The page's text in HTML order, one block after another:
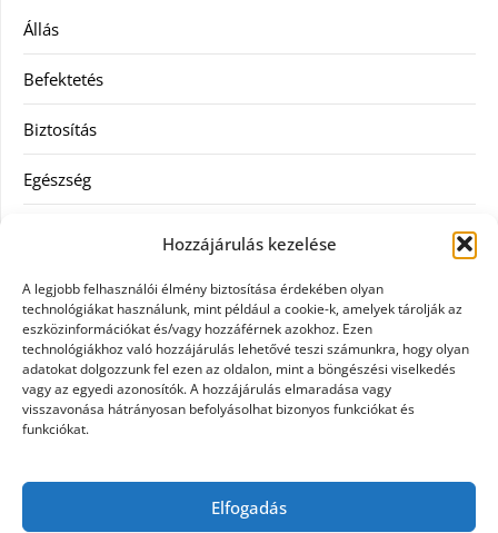
Hozzájárulás kezelése
A legjobb felhasználói élmény biztosítása érdekében olyan
technológiákat használunk, mint például a cookie-k, amelyek tárolják az
eszközinformációkat és/vagy hozzáférnek azokhoz. Ezen
technológiákhoz való hozzájárulás lehetővé teszi számunkra, hogy olyan
adatokat dolgozzunk fel ezen az oldalon, mint a böngészési viselkedés
vagy az egyedi azonosítók. A hozzájárulás elmaradása vagy
visszavonása hátrányosan befolyásolhat bizonyos funkciókat és
funkciókat.
Elfogadás
Állás
Befektetés
Biztosítás
Egészség
Ingatlan
Művészetek és szórakozás
Múzeumok
Szolgáltatás
Szórakozás